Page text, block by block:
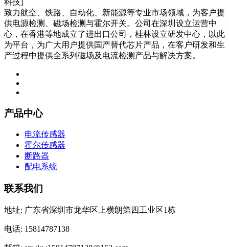
致力航空、铁路、自动化、新能源等专业市场领域，为客户提
供电源检测、磁场检测与霍尔开关。公司在深圳设立运营中
心，在香港等地成立了进出口公司，桂林设立研发中心，以此
为平台，为广大用户提供国产替代芯片产品，在客户研发和生
产过程中提供全系列磁场及电流检测产品与解决方案。
产品中心
电流传感器
霍尔传感器
断路器
配电系统
联系我们
地址: 广东省深圳市龙华区上横朗第四工业区1栋
电话: 15814787138